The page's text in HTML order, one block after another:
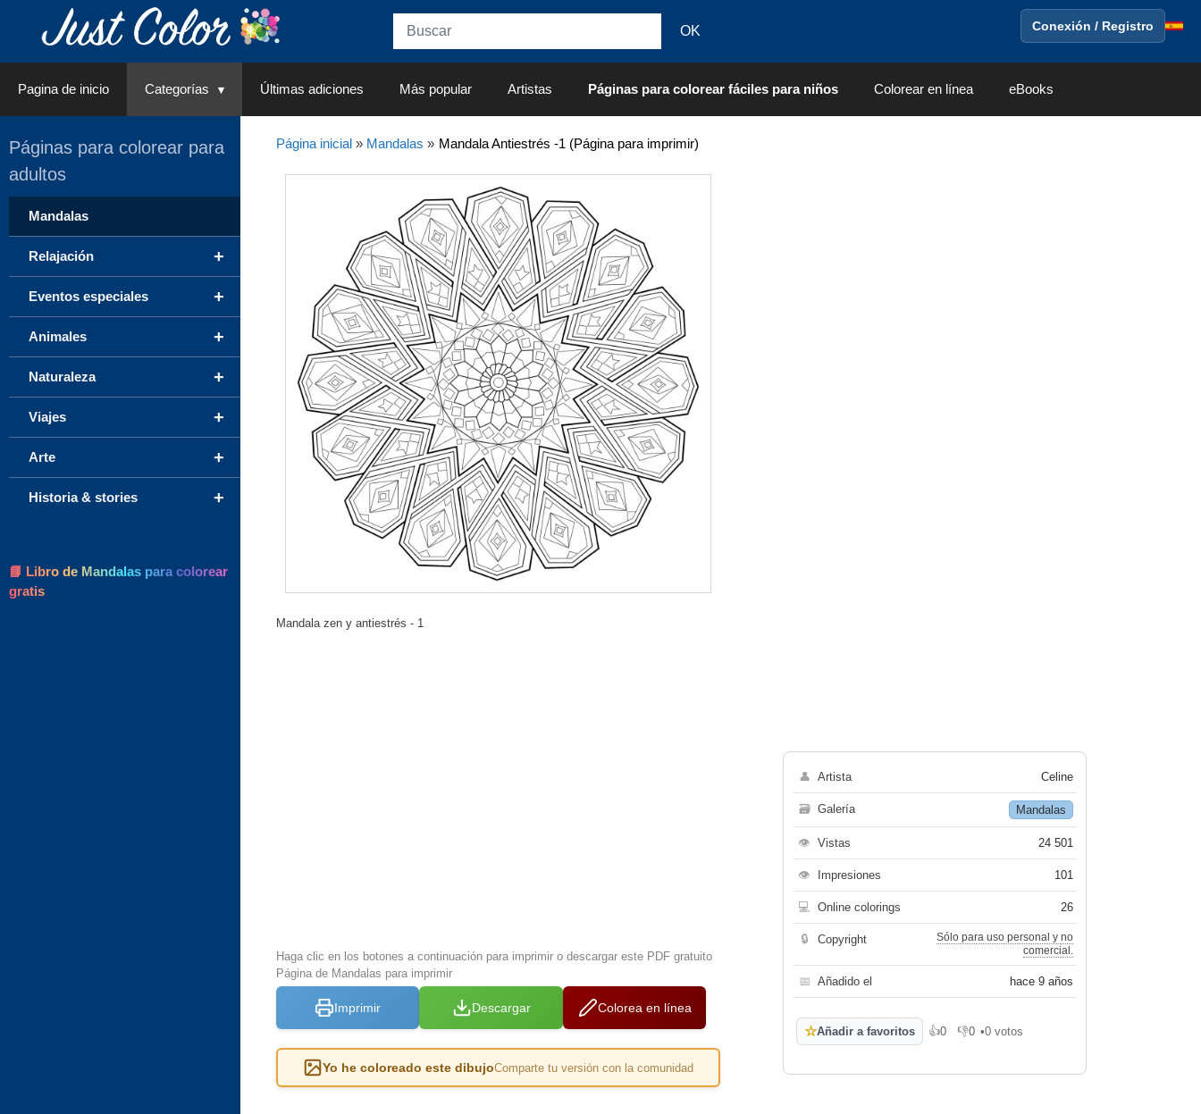
Conexión / Registro
Pagina de inicio Categorías Últimas adiciones Más popular Artistas Páginas para colorear fáciles para niños Colorear en línea eBooks
Página inicial» Mandalas » Mandala Antiestrés -1 (Página para imprimir)
Mandala zen y antiestrés - 1
Haga clic en los botones a continuación para imprimir o descargar este PDF gratuito
Página de Mandalas para imprimir
Imprimir Descargar Colorea en línea
Yo he coloreado este dibujoComparte tu versión con la comunidad
👤 Artista Celine
🗃 Galería Mandalas
👁 Vistas 24 501
👁 Impresiones 101
💻 Online colorings 26
🔒 Copyright
Sólo para uso personal y no
comercial.
📅 Añadido el hace 9 años
☆Añadir a favoritos 👍0
Me gusta
👎0
No me gusta
•0 votos
Páginas para colorear para
adultos
Mandalas
+
Relajación
+
Eventos especiales
+
Animales
+
Naturaleza
+
Viajes
+
Arte
+
Historia & stories
📘 Libro de Mandalas para colorear
gratis